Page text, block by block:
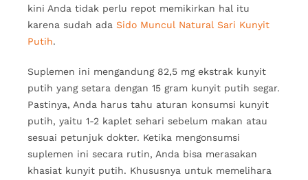
kini Anda tidak perlu repot memikirkan hal itu
karena sudah ada Sido Muncul Natural Sari Kunyit
Putih.
Suplemen ini mengandung 82,5 mg ekstrak kunyit
putih yang setara dengan 15 gram kunyit putih segar.
Pastinya, Anda harus tahu aturan konsumsi kunyit
putih, yaitu 1-2 kaplet sehari sebelum makan atau
sesuai petunjuk dokter. Ketika mengonsumsi
suplemen ini secara rutin, Anda bisa merasakan
khasiat kunyit putih. Khususnya untuk memelihara